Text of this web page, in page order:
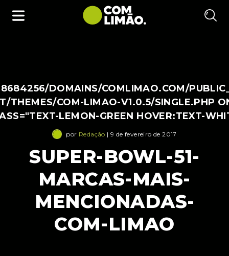
DOMAINS/COMLIMAO.COM/
THEMES/COM-LIMAO-V1.0.5/SINGLE.PHP
LEMON-GREEN HOVER:TEXT-
por Redação | 9 de fevereiro de 2017
SUPER-BOWL-51-
MARCAS-MAIS-
MENCIONADAS-
COM-LIMAO